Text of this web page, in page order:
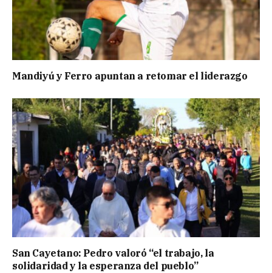
Mandiyú y Ferro apuntan a retomar el liderazgo
San Cayetano: Pedro valoró “el trabajo, la
solidaridad y la esperanza del pueblo”